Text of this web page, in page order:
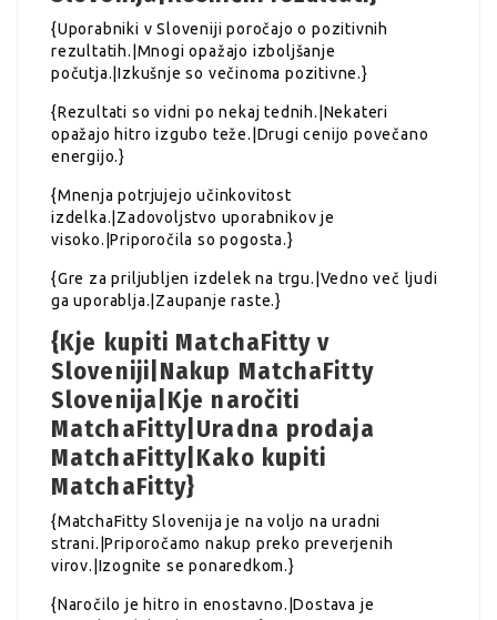
{Uporabniki v Sloveniji poročajo o pozitivnih
rezultatih.|Mnogi opažajo izboljšanje
počutja.|Izkušnje so večinoma pozitivne.}
{Rezultati so vidni po nekaj tednih.|Nekateri
opažajo hitro izgubo teže.|Drugi cenijo povečano
energijo.}
{Mnenja potrjujejo učinkovitost
izdelka.|Zadovoljstvo uporabnikov je
visoko.|Priporočila so pogosta.}
{Gre za priljubljen izdelek na trgu.|Vedno več ljudi
ga uporablja.|Zaupanje raste.}
{Kje kupiti MatchaFitty v
Sloveniji|Nakup MatchaFitty
Slovenija|Kje naročiti
MatchaFitty|Uradna prodaja
MatchaFitty|Kako kupiti
MatchaFitty}
{MatchaFitty Slovenija je na voljo na uradni
strani.|Priporočamo nakup preko preverjenih
virov.|Izognite se ponaredkom.}
{Naročilo je hitro in enostavno.|Dostava je